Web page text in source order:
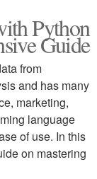
Python
Guide
from
and has many
marketing,
language
of use. In this
on mastering